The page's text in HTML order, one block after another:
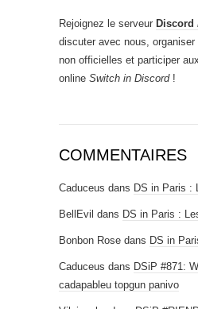
Rejoignez le serveur Discord
discuter avec nous,
non officielles et participer
online Switch in Discord!
COMMENTAIRES
Caduceus dans DS in Paris :
BellEvil dans DS in Paris :
Bonbon Rose dans DS in
Caduceus dans DSiP #871:
cadapableu topgun panivo